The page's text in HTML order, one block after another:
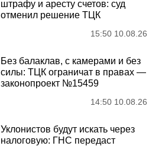
штрафу и аресту счетов: суд
отменил решение ТЦК
15:50 10.08.26
Без балаклав, с камерами и без
силы: ТЦК ограничат в правах —
законопроект №15459
14:50 10.08.26
Уклонистов будут искать через
налоговую: ГНС передаст